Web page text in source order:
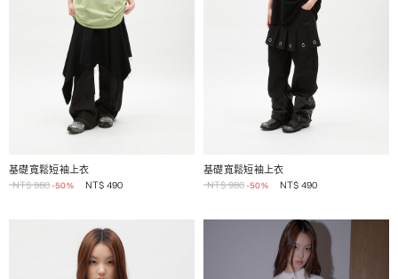
基礎寬鬆短袖上衣
NT$ 980-50% NT$ 490
基礎寬鬆短袖上衣
NT$ 980-50% NT$ 490